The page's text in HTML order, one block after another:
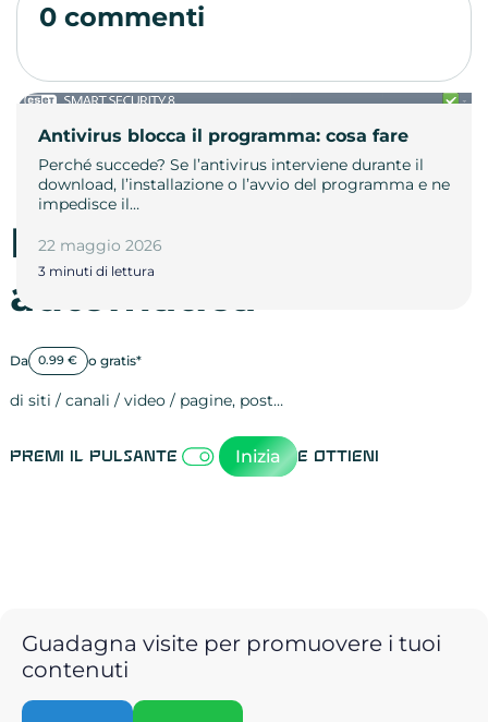
Antivirus blocca il programma: cosa fare
Perché succede? Se l’antivirus interviene durante il
download, l’installazione o l’avvio del programma e ne
impedisce il…
22 maggio 2026
3 minuti di lettura
0 commenti
Promozione
automatica
Da 0.99 € o gratis*
di siti / canali / video / pagine, post…
Premi il pulsante Inizia e ottieni
Guadagna visite per promuovere i tuoi
contenuti